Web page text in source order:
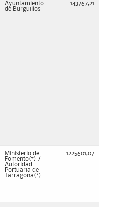
Ayuntamiento
de Burguillos
143767,21
Ministerio de
Fomento(*) /
Autoridad
Portuaria de
Tarragona(*)
1225601,07